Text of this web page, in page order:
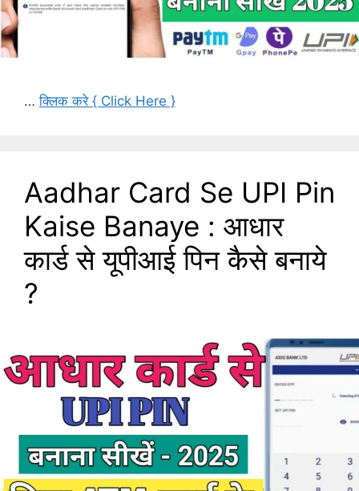
…क्लिक करे { Click Here }
Aadhar Card Se UPI Pin
Kaise Banaye : आधार
कार्ड से यूपीआई पिन कैसे बनाये
?